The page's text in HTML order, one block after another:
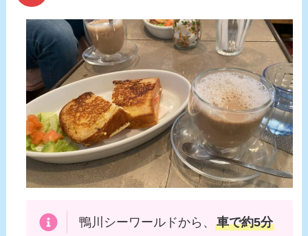
鴨川シーワールドから、 車で約5分